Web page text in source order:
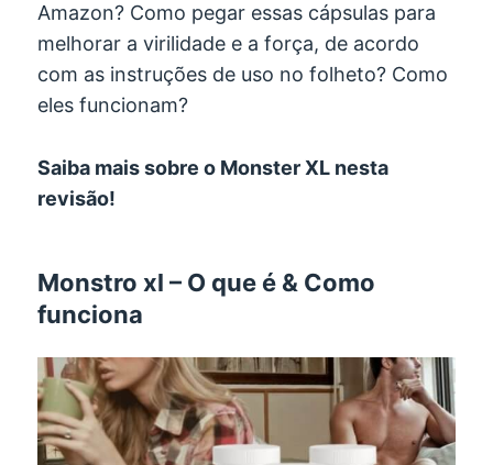
Amazon? Como pegar essas cápsulas para
melhorar a virilidade e a força, de acordo
com as instruções de uso no folheto? Como
eles funcionam?
Saiba mais sobre o Monster XL nesta
revisão!
Monstro xl – O que é & Como
funciona